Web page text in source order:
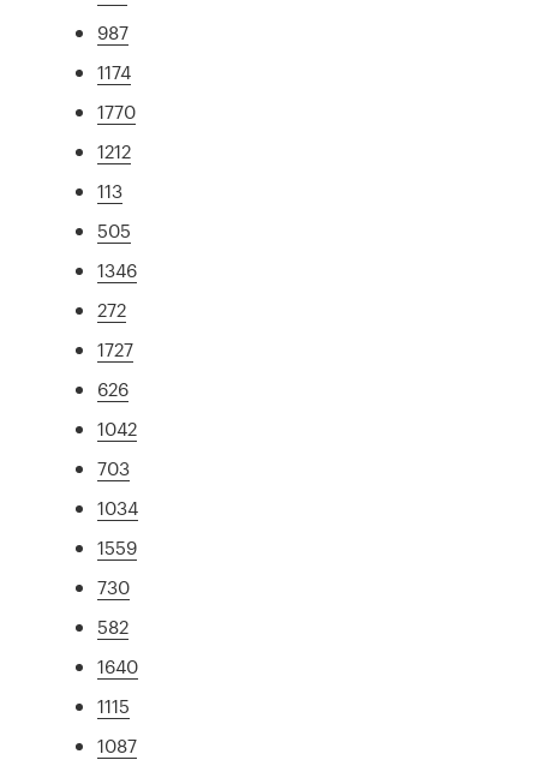
987
1174
1770
1212
113
505
1346
272
1727
626
1042
703
1034
1559
730
582
1640
1115
1087